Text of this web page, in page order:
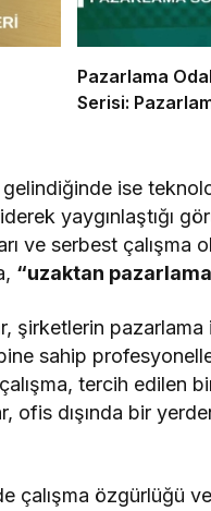
Pazarlama
Serisi:
gelindiğinde ise
yaygınlaştığı
ve serbest çalışma
“uzaktan
şirketlerin pazarlama
sahip
tercih edilen
ofis dışında bir
çalışma özgürlüğü